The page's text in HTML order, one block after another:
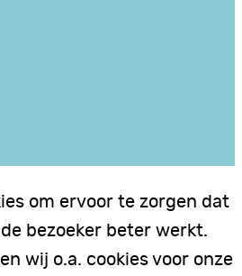
om ervoor te zorgen dat
bezoeker beter werkt.
wij o.a. cookies voor onze